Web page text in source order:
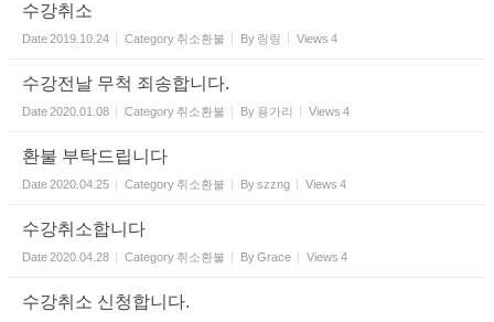
수강취소
Date2019.10.24 Category 취소환불 By 링링 Views 4
수강전날 무척 죄송합니다.
Date2020.01.08 Category 취소환불 By 용가리 Views 4
환불 부탁드립니다
Date2020.04.25 Category 취소환불 Byszzng Views 4
수강취소합니다
Date2020.04.28 Category 취소환불 ByGrace Views 4
수강취소 신청합니다.